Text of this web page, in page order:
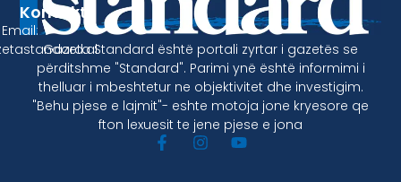
Gazeta Standard është portali zyrtar i gazetës se
përditshme "Standard". Parimi ynë është informimi i
thelluar i mbeshtetur ne objektivitet dhe investigim.
"Behu pjese e lajmit"- eshte motoja jone kryesore qe
fton lexuesit te jene pjese e jona
Kontakt
Email: